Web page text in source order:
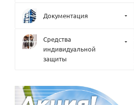
Документация
Средства
индивидуальной
защиты